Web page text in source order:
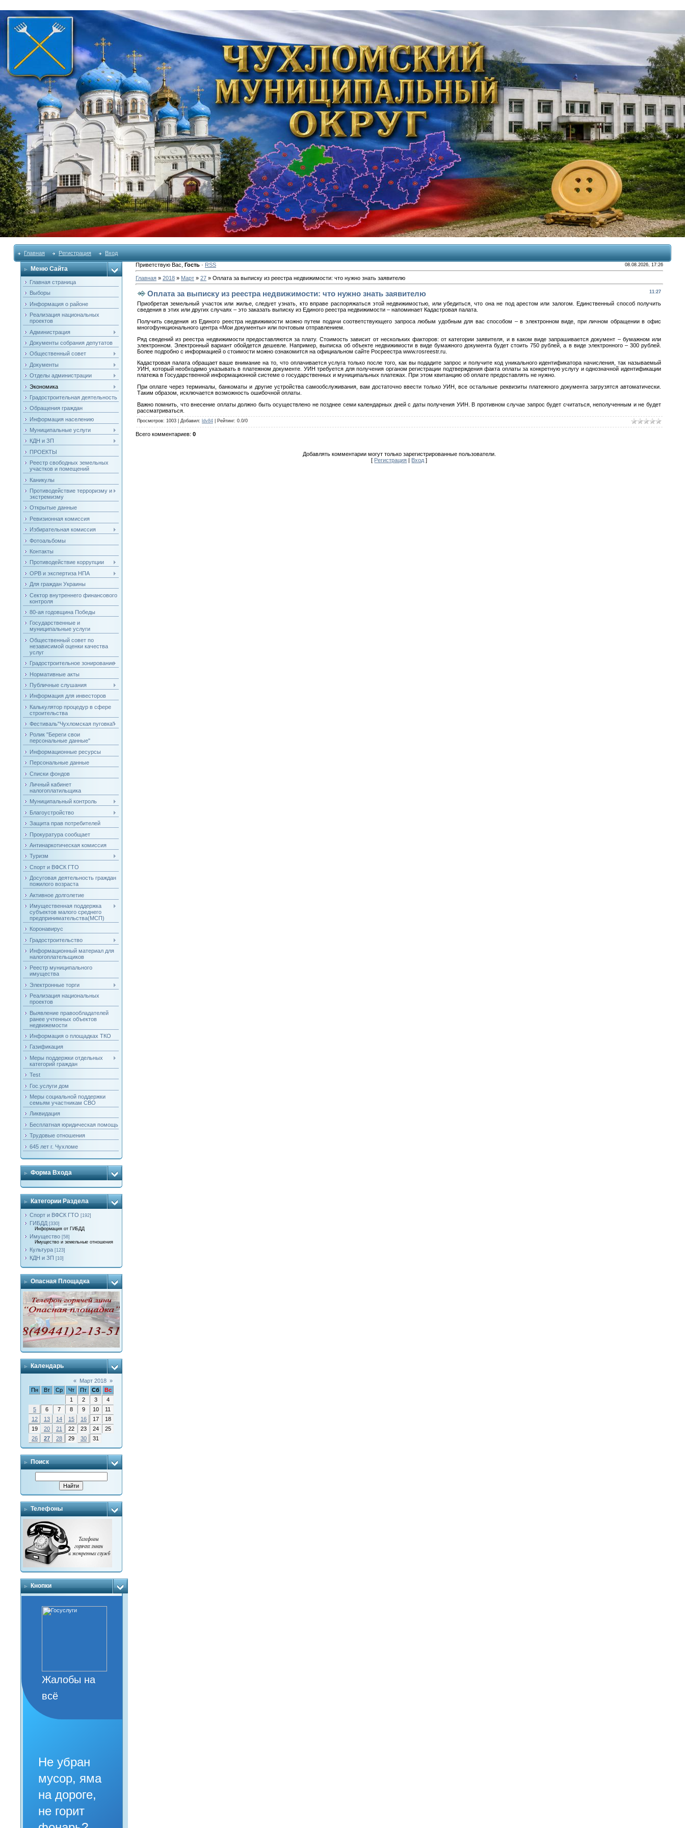
Главная Регистрация Вход
Меню Сайта
Главная страница
Выборы
Информация о районе
Реализация национальных
проектов
Администрация
Документы собрания депутатов
Общественный совет
Документы
Отделы администрации
Экономика
Градостроительная деятельность
Обращения граждан
Информация населению
Муниципальные услуги
КДН и ЗП
ПРОЕКТЫ
Реестр свободных земельных
участков и помещений
Каникулы
Противодействие терроризму и
экстремизму
Открытые данные
Ревизионная комиссия
Избирательная комиссия
Фотоальбомы
Контакты
Противодействие коррупции
ОРВ и экспертиза НПА
Для граждан Украины
Сектор внутреннего финансового
контроля
80-ая годовщина Победы
Государственные и
муниципальные услуги
Общественный совет по
независимой оценки качества
услуг
Градостроительное зонирование
Нормативные акты
Публичные слушания
Информация для инвесторов
Калькулятор процедур в сфере
строительства
Фестиваль"Чухломская пуговка"
Ролик "Береги свои
персональные данные"
Информационные ресурсы
Персональные данные
Списки фондов
Личный кабинет
налогоплатильщика
Муниципальный контроль
Благоустройство
Защита прав потребителей
Прокуратура сообщает
Антинаркотическая комиссия
Туризм
Спорт и ВФСК ГТО
Досуговая деятельность граждан
пожилого возраста
Активное долголетие
Имущественная поддержка
субъектов малого среднего
предпринимательства(МСП)
Коронавирус
Градостроительство
Информационный материал для
налогоплательщиков
Реестр муниципального
имущества
Электронные торги
Реализация национальных
проектов
Выявление правообладателей
ранее учтенных объектов
недвижемости
Информация о площадках ТКО
Газификация
Меры поддержки отдельных
категорий граждан
Test
Гос.услуги дом
Меры социальной поддержки
семьям участникам СВО
Ликвидация
Бесплатная юридическая помощь
Трудовые отношения
645 лет г. Чухломе
Форма Входа
Категории Раздела
Спорт и ВФСК ГТО [192]
ГИБДД [330]
Информация от ГИБДД
Имущество [58]
Имущество и земельные отношения
Культура [123]
КДН и ЗП [10]
Опасная Площадка
Календарь
« Март 2018 »
Пн
Вт Ср Чт Пт Сб
Вс
1
2 3
4
5
6 7 8 9 10
11
12
13 14 15 16 17
18
19
20 21 22 23 24
25
26
27 28 29 30 31
Поиск
Телефоны
Кнопки
Жалобы на
всё
Не убран
мусор, яма
на дороге,
не горит
Приветствую Вас Гость· RSS 08.08.2026, 17:26
Главная» 2018 » Март » 27» Оплата за выписку из реестра недвижимости: что нужно знать заявителю
11:27
Оплата за выписку из реестра недвижимости: что нужно знать заявителю
Приобретая земельный участок или жилье, следует узнать, кто вправе распоряжаться этой недвижимостью, или убедиться, что она не под арестом или залогом. Единственный способ получить
сведения в этих или других случаях – это заказать выписку из Единого реестра недвижимости – напоминает Кадастровая палата.
Получить сведения из Единого реестра недвижимости можно путем подачи соответствующего запроса любым удобным для вас способом – в электронном виде, при личном обращении в офис
многофункционального центра «Мои документы» или почтовым отправлением.
Ряд сведений из реестра недвижимости предоставляются за плату. Стоимость зависит от нескольких факторов: от категории заявителя, и в каком виде запрашивается документ – бумажном или
электронном. Электронный вариант обойдется дешевле. Например, выписка об объекте недвижимости в виде бумажного документа будет стоить 750 рублей, а в виде электронного – 300 рублей.
Более подробно с информацией о стоимости можно ознакомится на официальном сайте Росреестра www.rosreestr.ru.
Кадастровая палата обращает ваше внимание на то, что оплачивается услуга только после того, как вы подадите запрос и получите код уникального идентификатора начисления, так называемый
УИН, который необходимо указывать в платежном документе. УИН требуется для получения органом регистрации подтверждения факта оплаты за конкретную услугу и однозначной идентификации
платежа в Государственной информационной системе о государственных и муниципальных платежах. При этом квитанцию об оплате предоставлять не нужно.
При оплате через терминалы, банкоматы и другие устройства самообслуживания, вам достаточно ввести только УИН, все остальные реквизиты платежного документа загрузятся автоматически.
Таким образом, исключается возможность ошибочной оплаты.
Важно помнить, что внесение оплаты должно быть осуществлено не позднее семи календарных дней с даты получения УИН. В противном случае запрос будет считаться, неполученным и не будет
рассматриваться.
Просмотров: 1003 | Добавил: ldv84| Рейтинг: 0.0/0
Всего комментариев: 0
Добавлять комментарии могут только зарегистрированные пользователи.
[ Регистрация Вход ]